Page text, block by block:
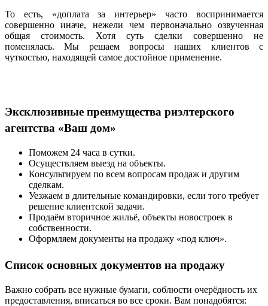
То есть, «доплата за интерьер» часто воспринимается
совершенно иначе, нежели чем первоначально озвученная
общая стоимость. Хотя суть сделки совершенно не
поменялась. Мы решаем вопросы наших клиентов с
чуткостью, находящей самое достойное применение.
Эксклюзивные преимущества риэлтерского
агентства «Ваш дом»
Поможем 24 часа в сутки.
Осуществляем выезд на объекты.
Консультируем по всем вопросам продаж и другим
сделкам.
Уезжаем в длительные командировки, если того требует
решение клиентской задачи.
Продаём вторичное жильё, объекты новостроек в
собственности.
Оформляем документы на продажу «под ключ».
Список основных документов на продажу
Важно собрать все нужные бумаги, соблюсти очерёдность их
предоставления, вписаться во все сроки. Вам понадобятся: